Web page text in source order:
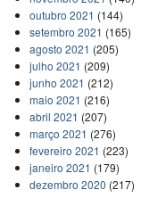
outubro 2021 (144)
setembro 2021 (165)
agosto 2021 (205)
julho 2021 (209)
junho 2021 (212)
maio 2021 (216)
abril 2021 (207)
março 2021 (276)
fevereiro 2021 (223)
janeiro 2021 (179)
dezembro 2020 (217)